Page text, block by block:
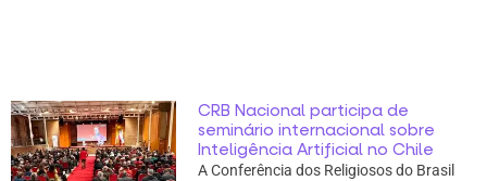
CRB Nacional participa de
seminário internacional sobre
Inteligência Artificial no Chile
A Conferência dos Religiosos do Brasil